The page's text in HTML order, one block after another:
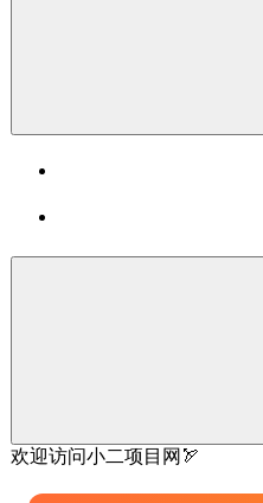
欢迎访问小二项目网🏹